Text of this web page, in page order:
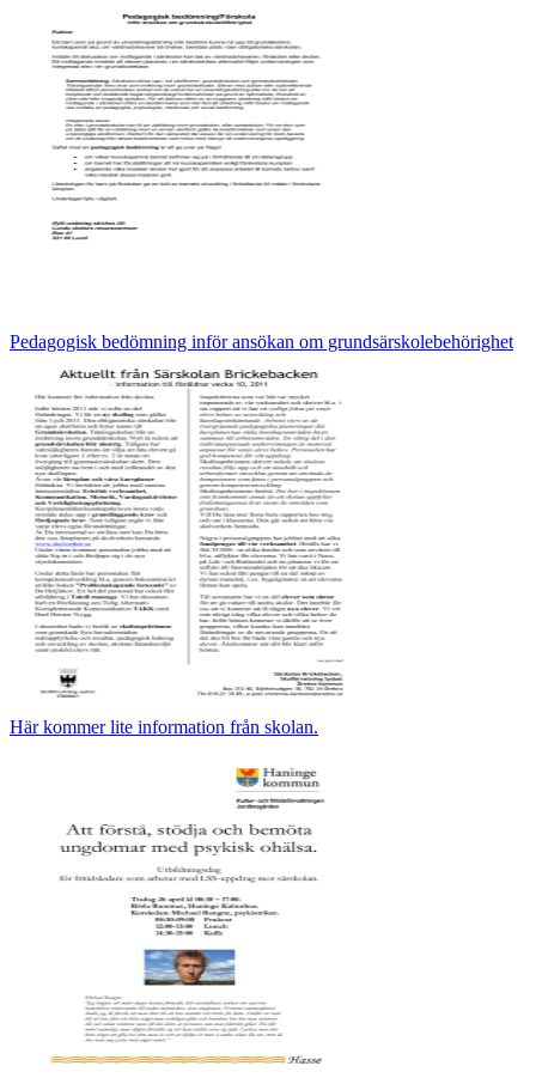
Pedagogisk bedömning inför ansökan om grundsärskolebehörighet
Här kommer lite information från skolan.